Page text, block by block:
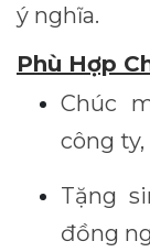
ý nghĩa.
Phù Hợp
Chúc
công ty,
Tặng
đồng